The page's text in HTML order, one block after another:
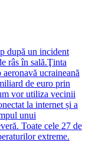
după un incident
râs în sală.Ţinta
ucraineană
de euro prin
vor utiliza vecinii
la internet și a
unui
Toate cele 27 de
extreme.